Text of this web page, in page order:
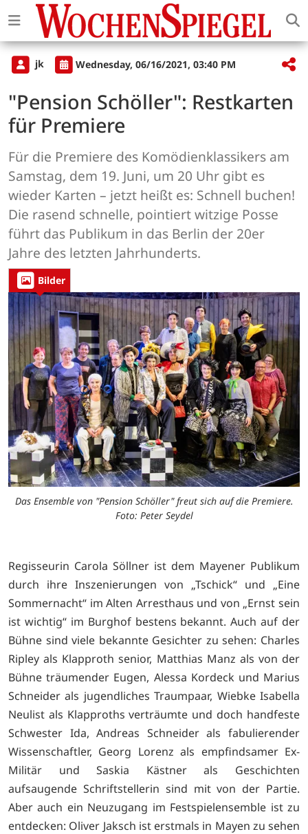
jk Wednesday, 06/16/2021, 03:40 PM
"Pension Schöller": Restkarten
für Premiere
Für die Premiere des Komödienklassikers am
Samstag, dem 19. Juni, um 20 Uhr gibt es
wieder Karten – jetzt heißt es: Schnell buchen!
Die rasend schnelle, pointiert witzige Posse
führt das Publikum in das Berlin der 20er
Jahre des letzten Jahrhunderts.
Bilder
Das Ensemble von "Pension Schöller" freut sich auf die Premiere.
Foto: Peter Seydel
Regisseurin Carola Söllner ist dem Mayener Publikum
durch ihre Inszenierungen von „Tschick“ und „Eine
Sommernacht“ im Alten Arresthaus und von „Ernst sein
ist wichtig“ im Burghof bestens bekannt. Auch auf der
Bühne sind viele bekannte Gesichter zu sehen: Charles
Ripley als Klapproth senior, Matthias Manz als von der
Bühne träumender Eugen, Alessa Kordeck und Marius
Schneider als jugendliches Traumpaar, Wiebke Isabella
Neulist als Klapproths verträumte und doch handfeste
Schwester Ida, Andreas Schneider als fabulierender
Wissenschaftler, Georg Lorenz als empfindsamer Ex-
Militär und Saskia Kästner als Geschichten
aufsaugende Schriftstellerin sind mit von der Partie.
Aber auch ein Neuzugang im Festspielensemble ist zu
entdecken: Oliver Jaksch ist erstmals in Mayen zu sehen